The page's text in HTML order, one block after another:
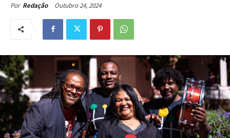
Por Redação Outubro 24, 2024